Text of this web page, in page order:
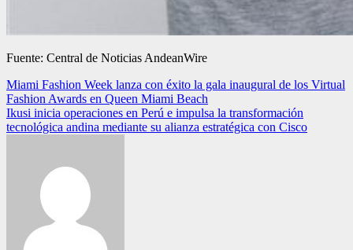
Fuente: Central de Noticias AndeanWire
Navegación
de
entradas
Miami Fashion Week lanza con éxito la gala inaugural de los Virtual
Fashion Awards en Queen Miami Beach
Ikusi inicia operaciones en Perú e impulsa la transformación
tecnológica andina mediante su alianza estratégica con Cisco